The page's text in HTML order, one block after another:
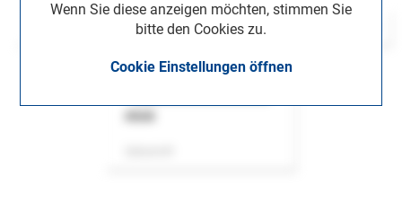
Wenn Sie diese anzeigen möchten, stimmen Sie
bitte den Cookies zu.
Cookie Einstellungen öffnen